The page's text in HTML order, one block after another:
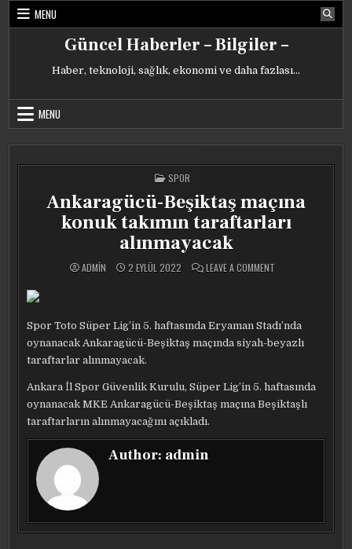
Skip
MENU
Güncel Haberler – Bilgiler –
Haber, teknoloji, sağlık, ekonomi ve daha fazlası…
MENU
POSTED
IN
SPOR
Ankaragücü-Beşiktaş maçına
konuk takımın taraftarları
alınmayacak
ADMIN 2 EYLÜL 2022 LEAVE A COMMENTON
TARAFTARLARI
ALINMAYACAK
Spor Toto Süper Lig’in 5. haftasında Eryaman Stadı’nda
oynanacak Ankaragücü-Beşiktaş maçında siyah-beyazlı
taraftarlar alınmayacak.
Ankara İl Spor Güvenlik Kurulu, Süper Lig’in 5. haftasında
oynanacak MKE Ankaragücü-Beşiktaş maçına Beşiktaşlı
taraftarların alınmayacağını açıkladı.
Author: admin